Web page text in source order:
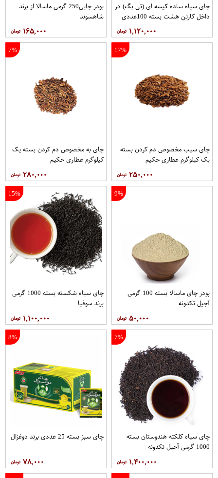
چای سیاه ساده کیسه ای (تی بگ) در
داخل کارتن هشت بسته 100عددی
۱,۱۲۰,۰۰۰
پودر چایی250 گرمی ماسالا از برند
شاهسوند
۱۶۵,۰۰۰
17%
چای سیب مخصوص دم کردن بسته
یک کیلوگرم عطاری حکیم
۲۵۰,۰۰۰
7%
چای به مخصوص دم کردن بسته یک
کیلوگرم عطاری حکیم
۲۸۰,۰۰۰
9%
پودر چای ماسالا بسته 100 گرمی
آجیل تکدونه
۵۰,۰۰۰
15%
چای سیاه شکسته بسته 1000 گرمی
برند سوفیا
۱,۱۰۰,۰۰۰
7%
چای سیاه کلکته هندوستان بسته
1000 گرمی آجیل تکدونه
۱,۴۰۰,۰۰۰
8%
چای سبز بسته 25 عددی برند دوغزال
۷۸,۰۰۰